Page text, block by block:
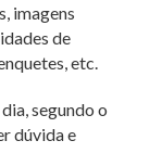
imagens
de
etc.
segundo o
dúvida e